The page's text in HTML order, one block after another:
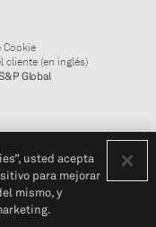
Cookie
(en inglés)
Global
usted acepta
para mejorar
mismo, y